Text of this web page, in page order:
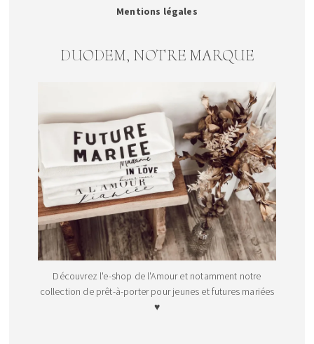
Mentions légales
DUODEM, NOTRE MARQUE
Découvrez l'e-shop de l'Amour et notamment notre
collection de prêt-à-porter pour jeunes et futures mariées
♥